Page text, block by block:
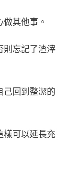
其他事。
則忘記了渣滓
己回到整潔的
樣可以延長充